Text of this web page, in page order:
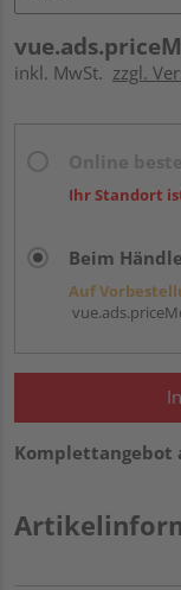
inkl. MwSt. zzgl.
Ihr Standort
Beim
Auf
Komplettangebot